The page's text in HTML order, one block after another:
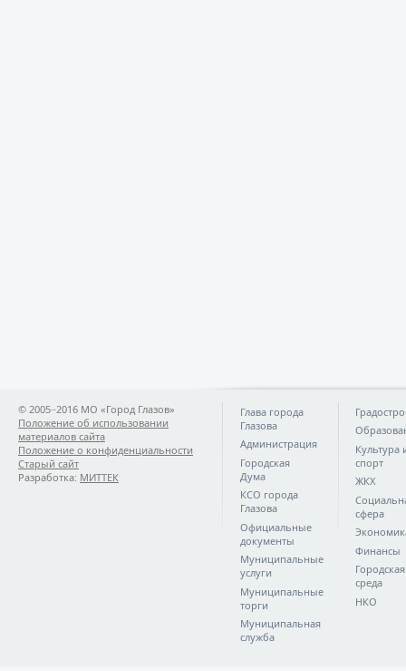
© 2005−2016 МО «Город Глазов»
Положение об использовании
материалов сайта
Положение о конфиденциальности
Старый сайт
Разработка: МИТТЕК
Глава города
Глазова
Администрация
Городская
Дума
КСО города
Глазова
Официальные
документы
Муниципальные
услуги
Муниципальные
торги
Муниципальная
служба
Культура
спорт
ЖКХ
сфера
Финансы
Городская
среда
НКО